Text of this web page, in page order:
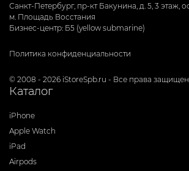
Санкт-Петербург, пр-кт Бакунина, д. 5, 3 этаж,
м. Площадь Восстания
Бизнес-центр: Б5 (yellow submarine)
Политика конфиденциальности
© 2008 - 2026 iStoreSpb.ru - Все права
Каталог
iPhone
Apple Watch
iPad
Airpods